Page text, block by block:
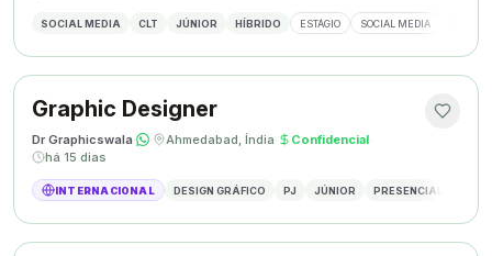
SOCIAL MEDIA CLT JÚNIOR HÍBRIDO ESTÁGIO SOCIAL MEDIA
Graphic Designer
Dr Graphicswala· · Ahmedabad, Índia· Confidencial·
há 15 dias
INTERNACIONAL DESIGN GRÁFICO PJ JÚNIOR PRESENCIAL